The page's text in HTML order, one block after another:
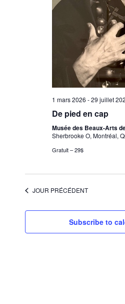
1 mars 2026 -29 juillet
De pied en cap
Musée des Beaux-Arts
Sherbrooke O, Montréal,
Gratuit – 29$
JOUR PRÉCÉDENT
Subscribe to